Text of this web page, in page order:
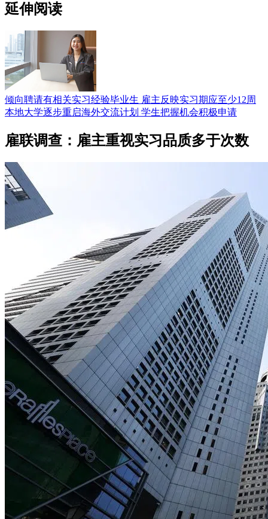
延伸阅读
倾向聘请有相关实习经验毕业生 雇主反映实习期应至少12周
本地大学逐步重启海外交流计划 学生把握机会积极申请
雇联调查：雇主重视实习品质多于次数